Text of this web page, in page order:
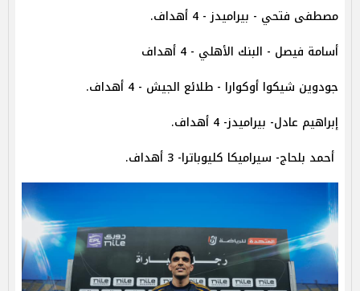
مصطفى فتحي - بيراميدز - 4 أهداف.
أسامة فيصل - البنك الأهلي - 4 أهداف
جودوين شيكوا أوكوارا - طلائع الجيش - 4 أهداف.
إبراهيم عادل- بيراميدز- 4 أهداف.
أحمد بلحاج- سيراميكا كليوباترا- 3 أهداف.